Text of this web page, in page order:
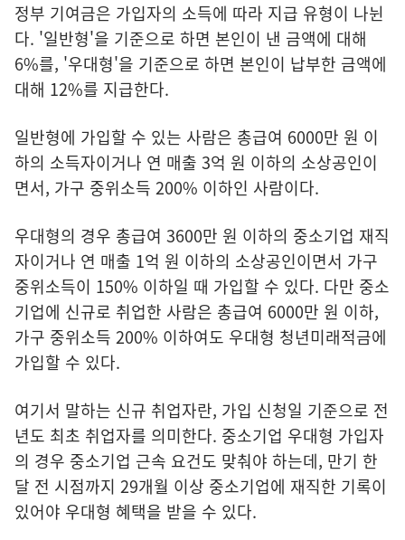
정부 기여금은 가입자의 소득에 따라 지급 유형이 나뉜
다. '일반형'을 기준으로 하면 본인이 낸 금액에 대해
6%를, '우대형'을 기준으로 하면 본인이 납부한 금액에
대해 12%를 지급한다.
일반형에 가입할 수 있는 사람은 총급여 6000만 원 이
하의 소득자이거나 연 매출 3억 원 이하의 소상공인이
면서, 가구 중위소득 200% 이하인 사람이다.
우대형의 경우 총급여 3600만 원 이하의 중소기업 재직
자이거나 연 매출 1억 원 이하의 소상공인이면서 가구
중위소득이 150% 이하일 때 가입할 수 있다. 다만 중소
기업에 신규로 취업한 사람은 총급여 6000만 원 이하,
가구 중위소득 200% 이하여도 우대형 청년미래적금에
가입할 수 있다.
여기서 말하는 신규 취업자란, 가입 신청일 기준으로 전
년도 최초 취업자를 의미한다. 중소기업 우대형 가입자
의 경우 중소기업 근속 요건도 맞춰야 하는데, 만기 한
달 전 시점까지 29개월 이상 중소기업에 재직한 기록이
있어야 우대형 혜택을 받을 수 있다.